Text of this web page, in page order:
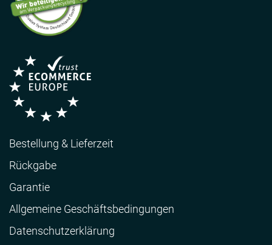
Bestellung & Lieferzeit
Rückgabe
Garantie
Allgemeine Geschäftsbedingungen
Datenschutzerklärung